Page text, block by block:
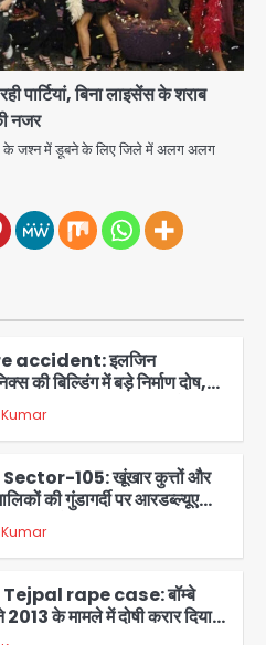
पार्टियां, बिना लाइसेंस के शराब
नजर
जश्न में डूबने के लिए जिले में अलग अलग
Flight Turbulence: हवा
तक कांपी फ्लाइट, क्रू मेंबर्स को रीढ़
गंभीर चोट; नागरिक उड्डयन मंत्री
Noida road accident:
कार की टक्कर से बाइक सवार दो
accident: इलजिन
खुलासा
105: खूंखार कुत्तों और
की गुंडागर्दी पर आरडब्ल्यूए
कृष्णात्रेय का करारा हमला,
rape case: बॉम्बे
2013 के मामले में दोषी करार दिया,
सजा सुनाई
Flight Turbulence: हवा
तक कांपी फ्लाइट, क्रू मेंबर्स को रीढ़